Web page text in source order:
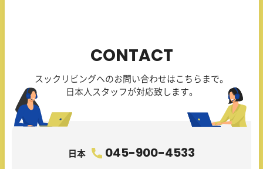
CONTACT
スックリビングへのお問い合わせはこちらまで。
日本人スタッフが対応致します。
日本 045-900-4533